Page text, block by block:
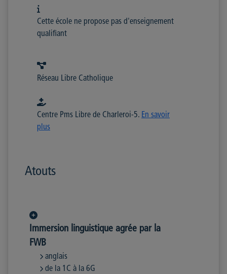
Cette école ne propose pas d'enseignement
qualifiant
Réseau Libre Catholique
Centre Pms Libre de Charleroi-5. En savoir
plus
Atouts
Immersion linguistique agrée par la
FWB
anglais
de la 1C à la 6G